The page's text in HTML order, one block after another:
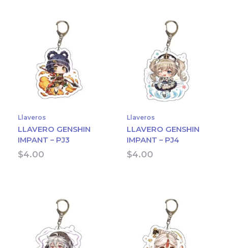
Llaveros
LLAVERO GENSHIN
IMPANT – PJ3
$4.00
Llaveros
LLAVERO GENSHIN
IMPANT – PJ4
$4.00